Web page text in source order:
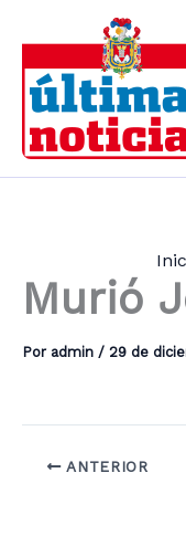
contenido
Murió
Por admin / 29 de
ANTERIOR